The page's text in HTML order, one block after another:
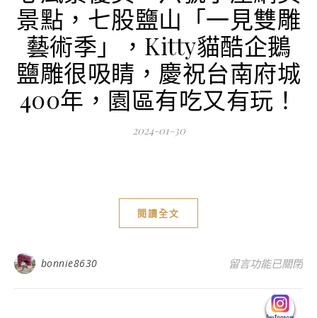
景點，七股鹽山「一見雙雕
藝術季」，Kitty貓酷企鵝
鹽雕很吸睛，慶祝台南府城
400年，園區有吃又有玩！
2024-01-30
閱讀全文
bonnie8630 在〈台南旅遊景
留言功能已關閉